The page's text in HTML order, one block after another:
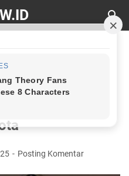
- Solo Square:
dan
Posting Komentar